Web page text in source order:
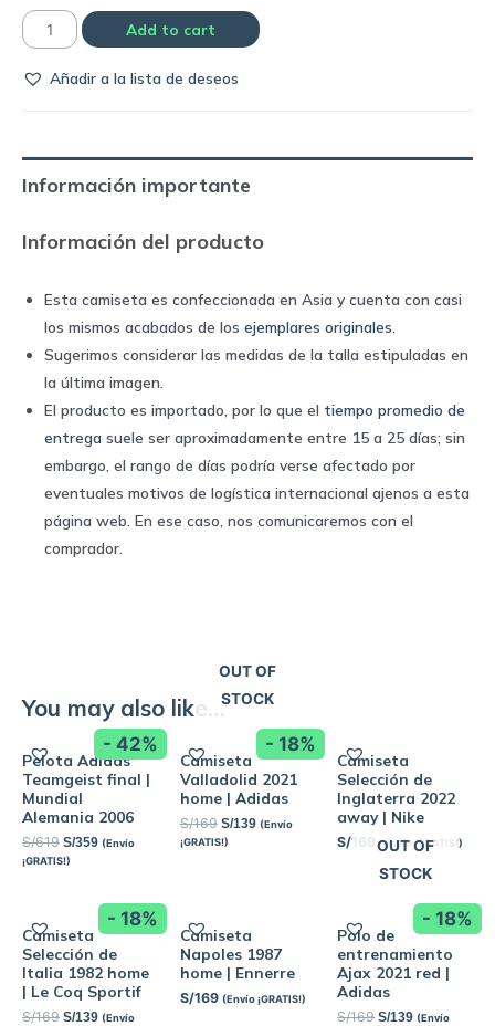
Camiseta
2022
white
limited
Nike
Add to cart
Añadir a la lista de deseos
Información importante
Información del producto
Esta camiseta es confeccionada en Asia y cuenta con casi
los mismos acabados de los ejemplares originales
Sugerimos considerar las medidas de la talla estipuladas en
la última imagen.
El producto es importado, por lo que el tiempo promedio de
entrega suele ser aproximadamente entre 15 a 25 días; sin
embargo, el rango de días podría verse afectado por
eventuales motivos de logística internacional ajenos a esta
página web. En ese caso, nos comunicaremos con el
comprador.
You may also like…
- 42%
Pelota Adidas
Teamgeist final |
Mundial
Alemania 2006
S/619 S/359 (Envío
¡GRATIS!)
- 18%
OUT OF
STOCK
Camiseta
Valladolid 2021
home | Adidas
S/169 S/139 (Envío
¡GRATIS!)
Camiseta
Selección de
Inglaterra 2022
away | Nike
S/169 (Envío ¡GRATIS!)
- 18%
Camiseta
Selección de
Italia 1982 home
| Le Coq Sportif
S/169 S/139 (Envío
Camiseta
Napoles 1987
home | Ennerre
S/169 (Envío ¡GRATIS!)
- 18%
OUT OF
STOCK
Polo de
entrenamiento
Ajax 2021 red |
Adidas
S/169 S/139 (Envío